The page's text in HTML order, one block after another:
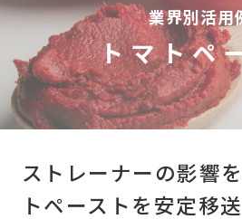
業界別活用
トマトペ
ストレーナーの影響を
トペーストを安定移